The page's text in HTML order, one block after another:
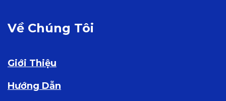
Về Chúng Tôi
Giới Thiệu
Hướng Dẫn